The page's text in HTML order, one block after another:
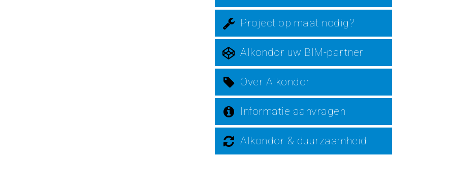
Project op maat nodig?
Alkondor uw BIM-partner
Over Alkondor
Informatie aanvragen
Alkondor & duurzaamheid